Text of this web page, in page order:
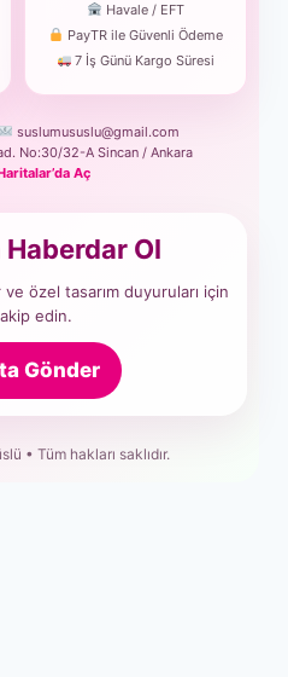
Havale / EFT
PayTR ile Güvenli Ödeme
7 İş Günü Kargo Süresi
suslumususlu@gmail.com
No:30/32-A Sincan / Ankara
Aç
Ol
özel tasarım duyuruları için
edin.
Gönder
• Tüm hakları saklıdır.